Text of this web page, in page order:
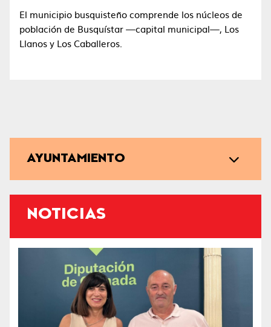
AYUNTAMIENTO
NOTICIAS
El municipio busquisteño comprende los núcleos de
población de Busquístar —capital municipal—, Los
Llanos y Los Caballeros.